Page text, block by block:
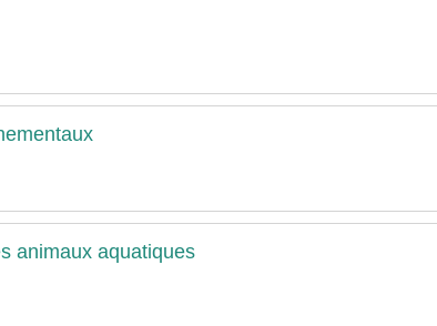
animaux aquatiques